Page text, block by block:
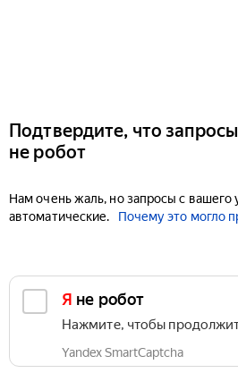
Подтвердите, что
не робот
Нам очень жаль, но запросы с вашего
автоматические.
Почему это могло
Я не робот
Нажмите, чтобы
Yandex SmartCaptcha